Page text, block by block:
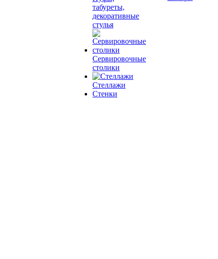
табуреты,
декоративные
стулья
Сервировочные
столики
Стеллажи
Стенки